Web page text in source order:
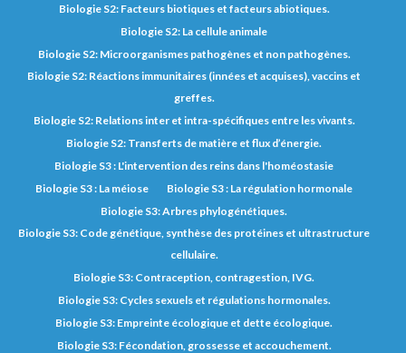
Biologie S2: Facteurs biotiques et facteurs abiotiques.
Biologie S2: La cellule animale
Biologie S2: Microorganismes pathogènes et non pathogènes.
Biologie S2: Réactions immunitaires (innées et acquises), vaccins et
greffes.
Biologie S2: Relations inter et intra-spécifiques entre les vivants.
Biologie S2: Transferts de matière et flux d’énergie.
Biologie S3 : L'intervention des reins dans l'homéostasie
Biologie S3 : La méiose
Biologie S3 : La régulation hormonale
Biologie S3: Arbres phylogénétiques.
Biologie S3: Code génétique, synthèse des protéines et ultrastructure
cellulaire.
Biologie S3: Contraception, contragestion, IVG.
Biologie S3: Cycles sexuels et régulations hormonales.
Biologie S3: Empreinte écologique et dette écologique.
Biologie S3: Fécondation, grossesse et accouchement.